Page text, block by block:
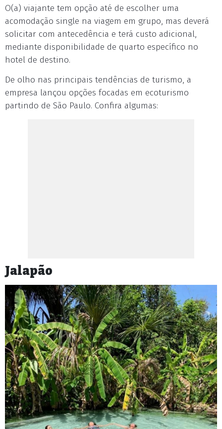
O(a) viajante tem opção até de escolher uma
acomodação single na viagem em grupo, mas deverá
solicitar com antecedência e terá custo adicional,
mediante disponibilidade de quarto específico no
hotel de destino.
De olho nas principais tendências de turismo, a
empresa lançou opções focadas em ecoturismo
partindo de São Paulo. Confira algumas:
Jalapão